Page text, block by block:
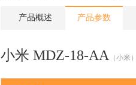
产品概述 产品参数
小米 MDZ-18-AA （小米）